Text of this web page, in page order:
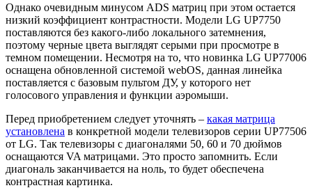
Однако очевидным минусом ADS матриц при этом остается
низкий коэффициент контрастности. Модели LG UP7750
поставляются без какого-либо локального затемнения,
поэтому черные цвета выглядят серыми при просмотре в
темном помещении. Несмотря на то, что новинка LG UP77006
оснащена обновленной системой webOS, данная линейка
поставляется с базовым пультом ДУ, у которого нет
голосового управления и функции аэромыши.
Перед приобретением следует уточнять – какая матрица
установлена в конкретной модели телевизоров серии UP77506
от LG. Так телевизоры с диагоналями 50, 60 и 70 дюймов
оснащаются VA матрицами. Это просто запомнить. Если
диагональ заканчивается на ноль, то будет обеспечена
контрастная картинка.